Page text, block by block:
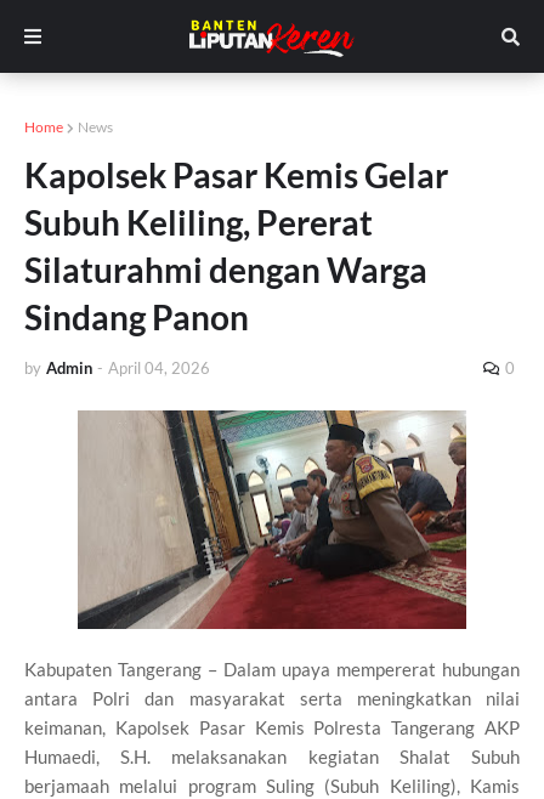
Home News
Kapolsek Pasar Kemis Gelar
Subuh Keliling, Pererat
Silaturahmi dengan Warga
Sindang Panon
by Admin - April 04, 2026 0
Kabupaten Tangerang – Dalam upaya mempererat hubungan
antara Polri dan masyarakat serta meningkatkan nilai
keimanan, Kapolsek Pasar Kemis Polresta Tangerang AKP
Humaedi, S.H. melaksanakan kegiatan Shalat Subuh
berjamaah melalui program Suling (Subuh Keliling), Kamis